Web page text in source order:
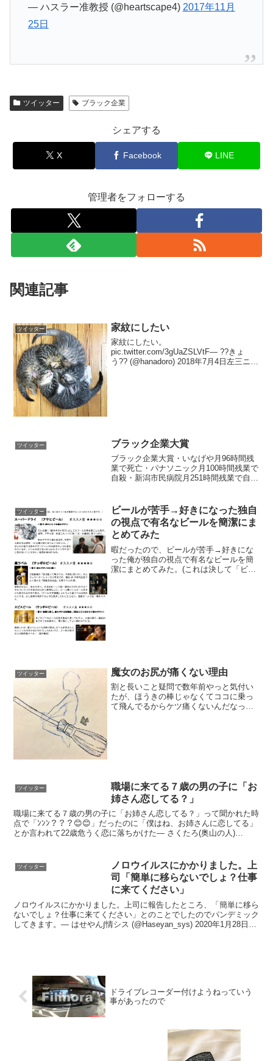
— ハスラー准教授 (@heartscape4) 2017年11月
25日
ツイッター ブラック企業
シェアする
X Facebook LINE
管理者をフォローする
関連記事
ツイッター 家紋にしたい
家紋にしたい。
pic.twitter.com/3gUaZSLVtF— ??きょ
う?? (@hanadoro) 2018年7月4日左三ニャ
ツイッター ブラック企業大賞
ブラック企業大賞・いなげや月96時間残
業で死亡・パナソニック月100時間残業で
自殺・新潟市民病院月251時間残業で自
109時間残業で退社・ヤマト運輸月102
時...
ツイッター
ビールが苦手→好きになった独自
の視点で有名なビールを簡潔にま
とめてみた
暇だったので、ビールが苦手→好きにな
った俺が独自の視点で有名なビールを簡
潔にまとめてみた。(これは決して「ビー
ツイッター 魔女のお尻が痛くない理由
割と長いこと疑問で数年前やっと気付い
たが、ほうきの棒じゃなくてココに乗っ
て飛んでるからケツ痛くないんだなって
ツイッター
職場に来てる７歳の男の子に「お
姉さん恋してる？」
職場に来てる７歳の男の子に「お姉さん恋してる？」って聞かれた時
点で「ﾝﾝﾝ？？？😊😊」だったのに「僕はね、お姉さんに恋してる」
とか言われて22歳危うく恋に落ちかけた— さくたろ(奥山の人)
ツイッター
ノロウイルスにかかりました。上
司「簡単に移らないでしょ？仕事
に来てください」
ノロウイルスにかかりました。上司に報告したところ、「簡単に移ら
ないでしょ？仕事に来てください」とのことでしたのでパンデミック
してきます。— はせやん∫情シス (@Haseyan_sys) 2020年1月28日あ
ドライブレコーダー付けようねっていう
事があったので